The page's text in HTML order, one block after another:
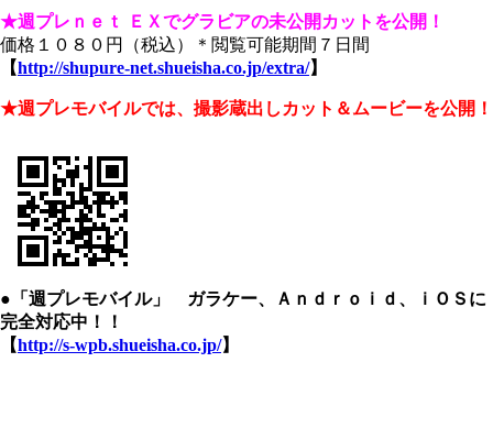
★週プレｎｅｔ ＥＸでグラビアの未公開カットを公開！
価格１０８０円（税込）＊閲覧可能期間７日間
【http://shupure-net.shueisha.co.jp/extra/】
★週プレモバイルでは、撮影蔵出しカット＆ムービーを公開！
●「週プレモバイル」 ガラケー、Ａｎｄｒｏｉｄ、ｉＯＳに
完全対応中！！
【http://s-wpb.shueisha.co.jp/】